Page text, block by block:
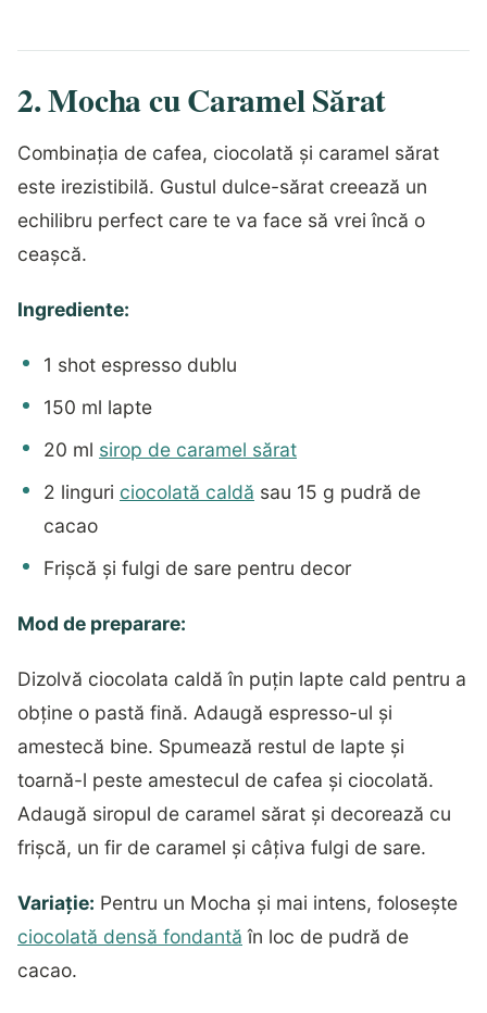
2. Mocha cu Caramel Sărat
Combinația de cafea, ciocolată și caramel sărat
este irezistibilă. Gustul dulce-sărat creează un
echilibru perfect care te va face să vrei încă o
ceașcă.
Ingrediente:
1 shot espresso dublu
150 ml lapte
20 ml sirop de caramel sărat
2 linguri ciocolată caldă sau 15 g pudră de
cacao
Frișcă și fulgi de sare pentru decor
Mod de preparare:
Dizolvă ciocolata caldă în puțin lapte cald pentru a
obține o pastă fină. Adaugă espresso-ul și
amestecă bine. Spumează restul de lapte și
toarnă-l peste amestecul de cafea și ciocolată.
Adaugă siropul de caramel sărat și decorează cu
frișcă, un fir de caramel și câțiva fulgi de sare.
Variație: Pentru un Mocha și mai intens, folosește
ciocolată densă fondantă în loc de pudră de
cacao.